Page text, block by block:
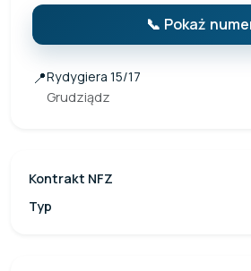
📞 Pokaż
📍Rydygiera 15/17
Grudziądz
Kontrakt NFZ
Typ